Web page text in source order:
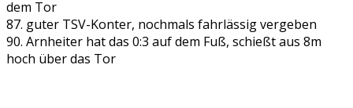
dem Tor
87. guter TSV-Konter, nochmals fahrlässig vergeben
90. Arnheiter hat das 0:3 auf dem Fuß, schießt aus 8m
hoch über das Tor